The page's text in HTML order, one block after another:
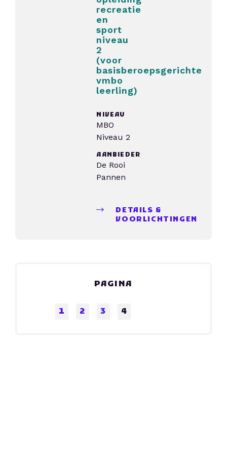
recreatie
en
sport
niveau
2
(voor
basisberoepsgerichte
vmbo
leerling)
NIVEAU
MBO
Niveau 2
AANBIEDER
De Rooi
Pannen
DETAILS &
VOORLICHTINGEN
PAGINA
1 2 3 4